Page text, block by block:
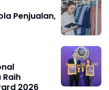
Penjualan,
2026